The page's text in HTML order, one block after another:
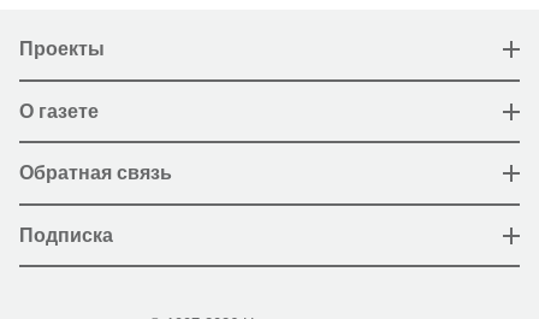
Проекты
О газете
Обратная связь
Подписка